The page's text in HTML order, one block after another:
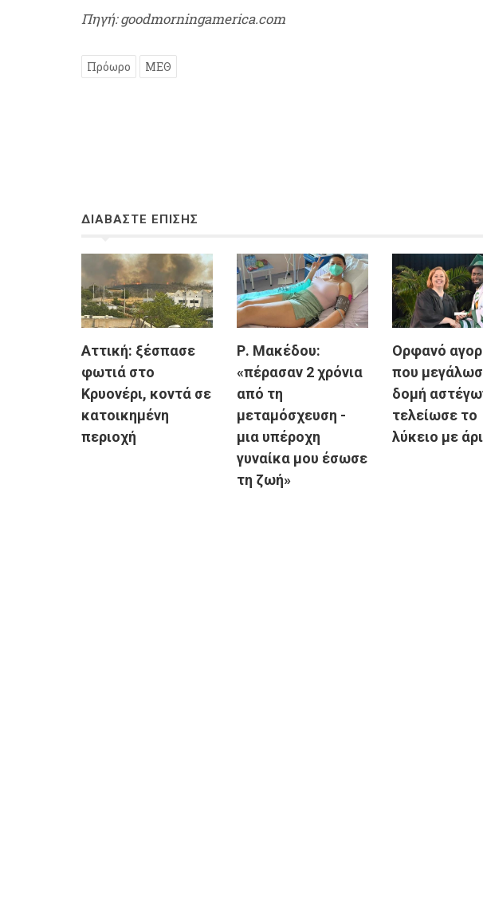
Πηγή: goodmorningamerica.com
Πρόωρο ΜΕΘ
ΔΙΑΒΑΣΤΕ ΕΠΙΣΗΣ
Αττική: ξέσπασε
φωτιά στο
Κρυονέρι, κοντά σε
κατοικημένη
περιοχή
Ρ. Μακέδου:
«πέρασαν 2 χρόνια
από τη
μεταμόσχευση -
μια υπέροχη
γυναίκα μου έσωσε
τη ζωή»
Ορφανό
που
δομή
τελείωσε το
λύκειο με